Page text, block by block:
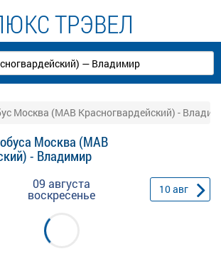
ТРЭВЕЛ
Москва (МАВ Красногвардейский) -
Москва (МАВ
- Владимир
09 августа
воскресенье 10авг